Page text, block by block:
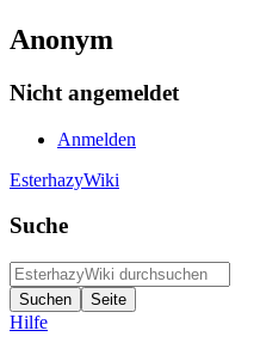
Anonym
Nicht angemeldet
Anmelden
EsterhazyWiki
Suche
Hilfe